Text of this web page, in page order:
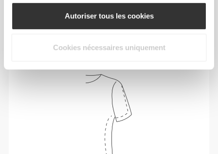
Autoriser tous les cookies
Cookies nécessaires uniquement
telle est la devise.